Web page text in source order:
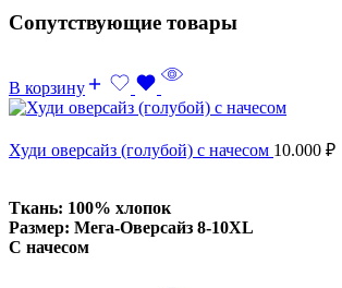
Сопутствующие товары
В корзину
Худи оверсайз (голубой) с начесом 10.000 ₽
Ткань: 100% хлопок
Размер: Мега-Оверсайз 8-10XL
С начесом